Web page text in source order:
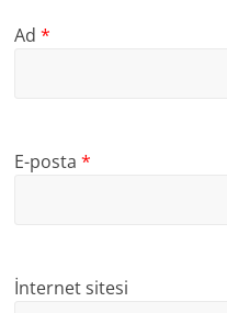
Ad*
E-posta*
İnternet sitesi